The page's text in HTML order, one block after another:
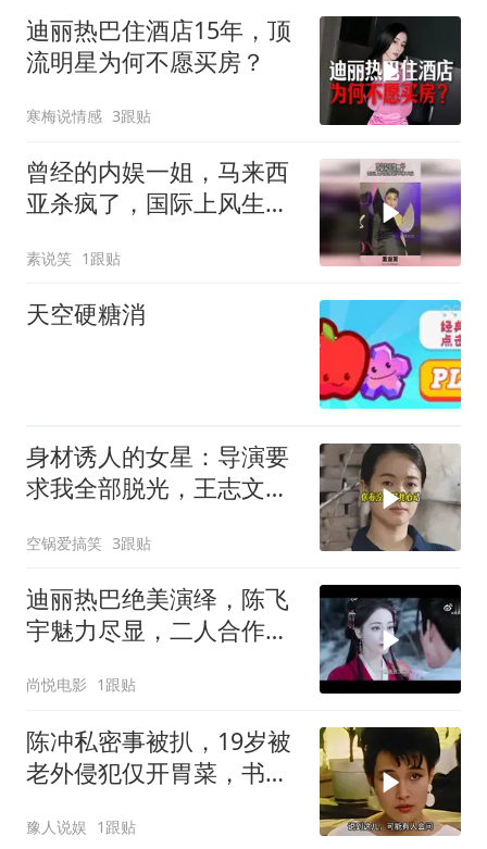
迪丽热巴住酒店15年，顶
流明星为何不愿买房？
寒梅说情感 3跟贴
曾经的内娱一姐，马来西
亚杀疯了，国际上风生水
素说笑 1跟贴
天空硬糖消
身材诱人的女星：导演要
求我全部脱光，王志文的
空锅爱搞笑 3跟贴
迪丽热巴绝美演绎，陈飞
宇魅力尽显，二人合作看
尚悦电影 1跟贴
陈冲私密事被扒，19岁被
老外侵犯仅开胃菜，书中
豫人说娱 1跟贴